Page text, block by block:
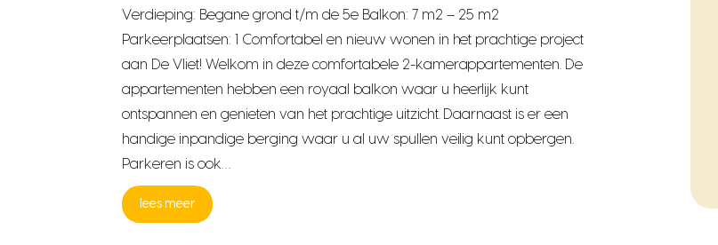
Verdieping: Begane grond t/m de 5e Balkon: 7 m2 – 25 m2
Parkeerplaatsen: 1 Comfortabel en nieuw wonen in het prachtige project
aan De Vliet! Welkom in deze comfortabele 2-kamerappartementen. De
appartementen hebben een royaal balkon waar u heerlijk kunt
ontspannen en genieten van het prachtige uitzicht. Daarnaast is er een
handige inpandige berging waar u al uw spullen veilig kunt opbergen.
Parkeren is ook…
lees meer